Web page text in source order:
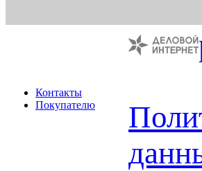
Контакты
Покупателю